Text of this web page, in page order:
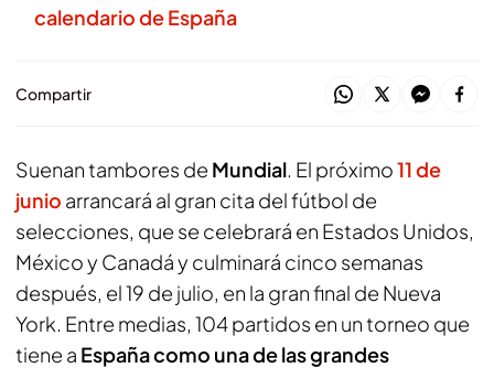
calendario de España
Compartir
Suenan tambores de Mundial. El próximo11 de
junio arrancará al gran cita del fútbol de
selecciones, que se celebrará en Estados Unidos,
México y Canadá y culminará cinco semanas
después, el 19 de julio, en la gran final de Nueva
York. Entre medias, 104 partidos en un torneo que
tiene a España como una de las grandes